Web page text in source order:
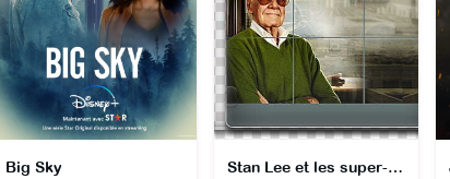
Big Sky Stan Lee et les super-humains